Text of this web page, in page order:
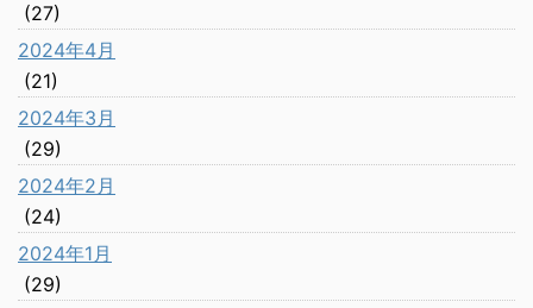
(27)
2024年4月
(21)
2024年3月
(29)
2024年2月
(24)
2024年1月
(29)